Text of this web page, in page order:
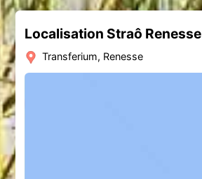
Localisation Straô Renesse
Transferium, Renesse